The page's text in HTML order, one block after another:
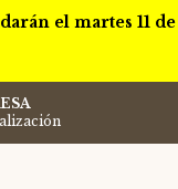
el martes 11 de